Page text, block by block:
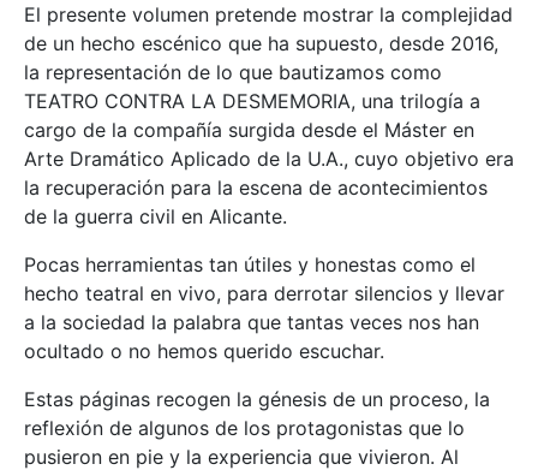
El presente volumen pretende mostrar la complejidad
de un hecho escénico que ha supuesto, desde 2016,
la representación de lo que bautizamos como
TEATRO CONTRA LA DESMEMORIA, una trilogía a
cargo de la compañía surgida desde el Máster en
Arte Dramático Aplicado de la U.A., cuyo objetivo era
la recuperación para la escena de acontecimientos
de la guerra civil en Alicante.
Pocas herramientas tan útiles y honestas como el
hecho teatral en vivo, para derrotar silencios y llevar
a la sociedad la palabra que tantas veces nos han
ocultado o no hemos querido escuchar.
Estas páginas recogen la génesis de un proceso, la
reflexión de algunos de los protagonistas que lo
pusieron en pie y la experiencia que vivieron. Al